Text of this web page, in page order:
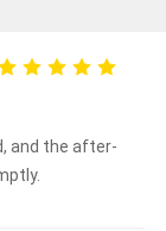
and the after-